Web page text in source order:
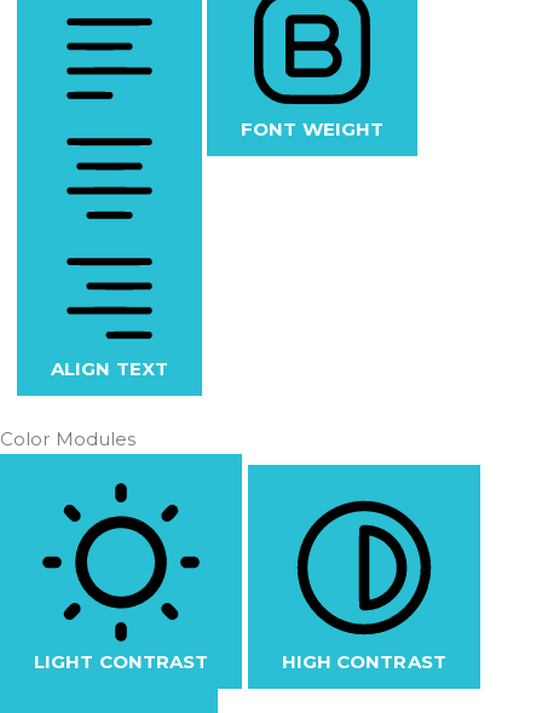
ALIGN TEXT
FONT WEIGHT
Color Modules
LIGHT CONTRAST HIGH CONTRAST